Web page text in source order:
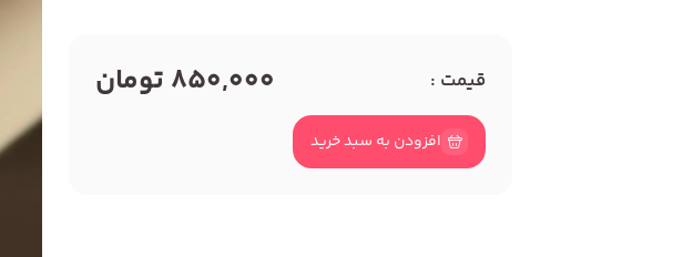
قیمت : 850,000 تومان
افزودن به سبد خرید